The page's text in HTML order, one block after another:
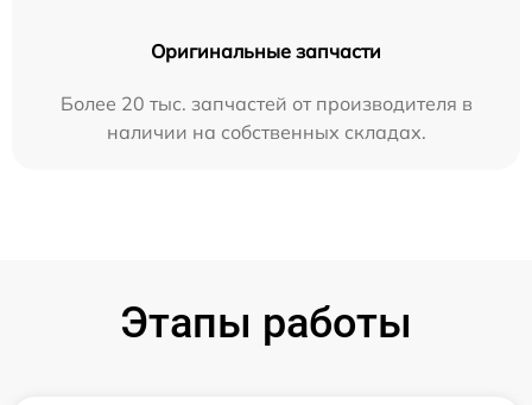
Оригинальные запчасти
Более 20 тыс. запчастей от производителя в
наличии на собственных складах.
Этапы работы